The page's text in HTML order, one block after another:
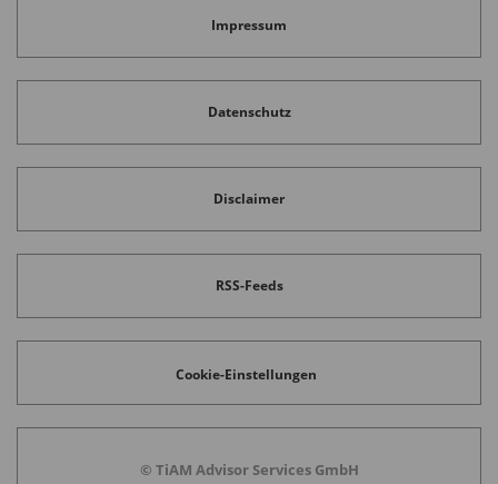
Impressum
Datenschutz
Disclaimer
RSS-Feeds
Cookie-Einstellungen
© TiAM Advisor Services GmbH